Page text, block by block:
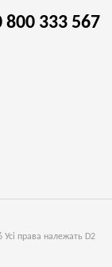
права належать D2
800 333 567